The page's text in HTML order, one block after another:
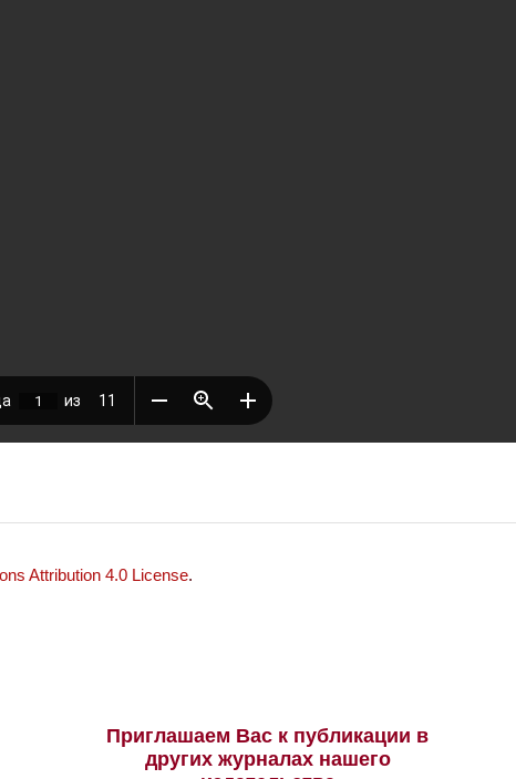
Attribution 4.0 License.
Приглашаем Вас к публикации в
других журналах нашего